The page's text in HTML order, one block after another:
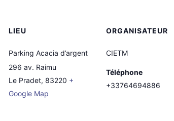
LIEU
Parking Acacia d’argent
296 av. Raimu
Le Pradet, 83220 +
Google Map
ORGANISATEUR
CIETM
Téléphone
+33764694886